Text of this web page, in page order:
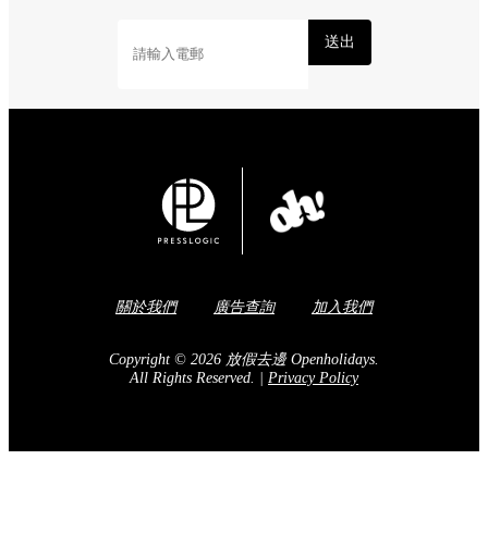
送出
關於我們 廣告查詢 加入我們
Copyright © 2026 放假去邊 Openholidays.
All Rights Reserved.
Privacy Policy